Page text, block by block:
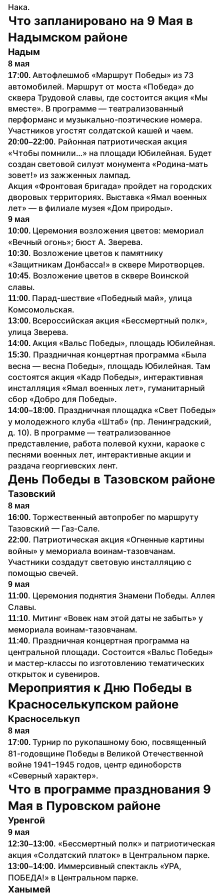
Нака.
Что запланировано на 9 Мая в
Надымском районе
Надым
8 мая
17:00. Автофлешмоб «Маршрут Победы» из 73
автомобилей. Маршрут от моста «Победа» до
сквера Трудовой славы, где состоится акция «Мы
вместе». В программе — театрализованный
перформанс и музыкально-поэтические номера.
Участников угостят солдатской кашей и чаем.
20:00–22:00. Районная патриотическая акция
«Чтобы помнили…» на площади Юбилейная. Будет
создан световой силуэт монумента «Родина-мать
зовет!» из зажженных лампад.
Акция «Фронтовая бригада» пройдет на городских
дворовых территориях. Выставка «Ямал военных
лет» — в филиале музея «Дом природы».
9 мая
10:00. Церемония возложения цветов: мемориал
«Вечный огонь»; бюст А. Зверева.
10:30. Возложение цветов к памятнику
«Защитникам Донбасса!» в сквере Миротворцев.
10:45. Возложение цветов в сквере Воинской
славы.
11:00. Парад-шествие «Победный май», улица
Комсомольская.
13:00. Всероссийская акция «Бессмертный полк»,
улица Зверева.
14:00. Акция «Вальс Победы», площадь Юбилейная.
15:30. Праздничная концертная программа «Была
весна — весна Победы», площадь Юбилейная. Там
состоятся акция «Кадр Победы», интерактивная
инсталляция «Ямал военных лет», гуманитарный
сбор «Добро для Победы».
14:00–18:00. Праздничная площадка «Свет Победы»
у молодежного клуба «Штаб» (пр. Ленинградский,
д. 10). В программе — театрализованное
представление, работа полевой кухни, караоке с
песнями военных лет, интерактивные акции и
раздача георгиевских лент.
День Победы в Тазовском районе
Тазовский
8 мая
16:00. Торжественный автопробег по маршруту
Тазовский — Газ-Сале.
22:00. Патриотическая акция «Огненные картины
войны» у мемориала воинам-тазовчанам.
Участники создадут световую инсталляцию с
помощью свечей.
9 мая
11:00. Церемония поднятия Знамени Победы. Аллея
Славы.
11:10. Митинг «Вовек нам этой даты не забыть» у
мемориала воинам-тазовчанам.
11:40. Праздничная концертная программа на
центральной площади. Состоится «Вальс Победы»
и мастер-классы по изготовлению тематических
открыток и сувениров.
Мероприятия к Дню Победы в
Красноселькупском районе
Красноселькуп
8 мая
17:00. Турнир по рукопашному бою, посвященный
81-годовщине Победы в Великой Отечественной
войне 1941–1945 годов, центр единоборств
«Северный характер».
Что в программе празднования 9
Мая в Пуровском районе
Уренгой
9 мая
12:30–13:00. «Бессмертный полк» и патриотическая
акция «Солдатский платок» в Центральном парке.
13:00–14:00. Иммерсивный спектакль «УРА,
ПОБЕДА!» в Центральном парке.
Ханымей